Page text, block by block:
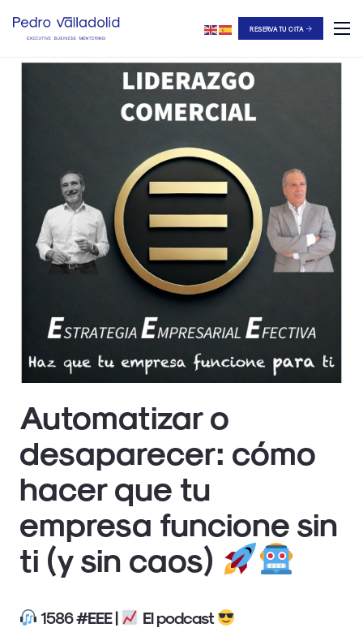
RESERVA TU CITA
Automatizar o
desaparecer: cómo
hacer que tu
empresa funcione sin
ti (y sin caos)
1586 #EEE | El podcast